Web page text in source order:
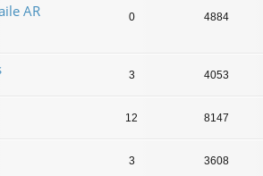
AR
0 4884
3 4053
12 8147
3 3608